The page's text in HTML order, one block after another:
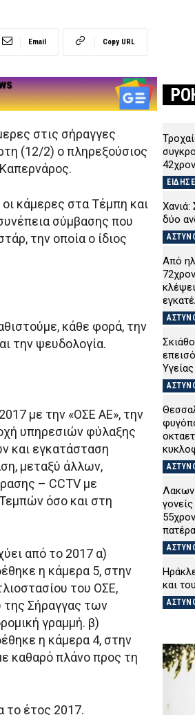
Email Copy URL
στις σήραγγες
(12/2) ο πληρεξούσιος
κάμερες στα Τέμπη και
σύμβασης που
την οποία ο ίδιος
κάθε φορά, την
την ψευδολογία.
με την «ΟΣΕ ΑΕ», την
υπηρεσιών φύλαξης
και εγκατάσταση
μεταξύ άλλων,
– CCTV με
όσο και στη
από το 2017 α)
η κάμερα 5, στην
του ΟΣΕ,
Σήραγγας των
γραμμή. β)
η κάμερα 4, στην
καθαρό πλάνο προς τη
το έτος 2017.
δύο
Από
και